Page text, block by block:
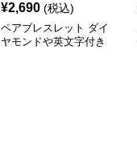
¥2,690 (税込)
ペアブレスレット ダイ
ヤモンドや英文字付き